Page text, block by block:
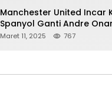
Manchester United Incar
Spanyol Ganti Andre
Maret 11, 2025 767